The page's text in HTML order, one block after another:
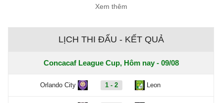
Xem thêm
LỊCH THI ĐẤU - KẾT QUẢ
Concacaf League Cup, Hôm nay - 09/08
Orlando City 1 - 2 Leon